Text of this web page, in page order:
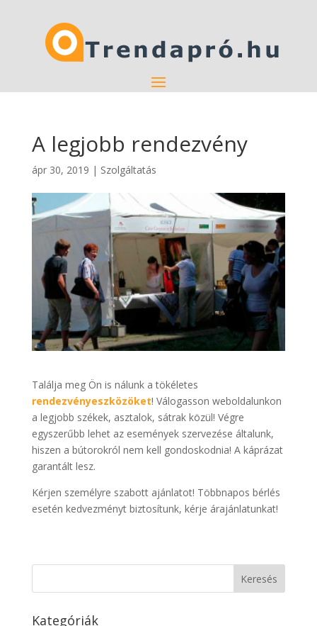
A legjobb rendezvény
ápr 30, 2019 | Szolgáltatás
Találja meg Ön is nálunk a tökéletes
rendezvényeszközöket! Válogasson weboldalunkon
a legjobb székek, asztalok, sátrak közül! Végre
egyszerűbb lehet az események szervezése általunk,
hiszen a bútorokról nem kell gondoskodnia! A káprázat
garantált lesz.
Kérjen személyre szabott ajánlatot! Többnapos bérlés
esetén kedvezményt biztosítunk, kérje árajánlatunkat!
Kategóriák